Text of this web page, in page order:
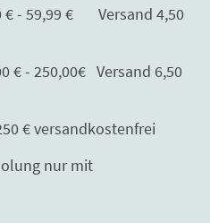
Versand 4,50
Versand 6,50
mit